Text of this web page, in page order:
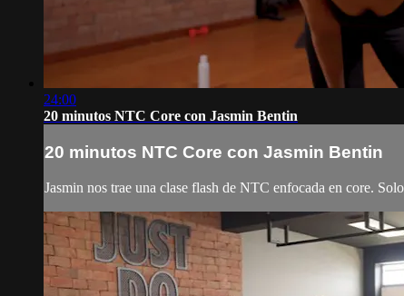
24:00
20 minutos NTC Core con Jasmin Bentin
20 minutos NTC Core con Jasmin Bentin
Jasmin nos trae una clase flash de NTC enfocada en core.